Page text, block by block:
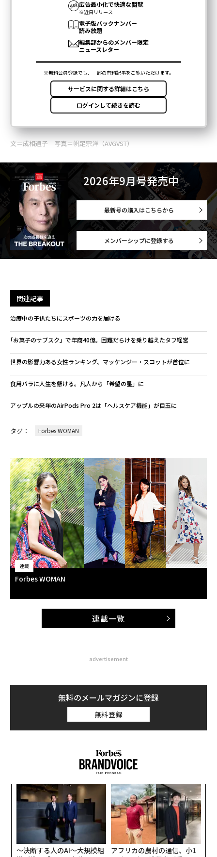
文＝成相通子 写真＝帆足宗洋（AVGVST）
2026年9月号発売中
最新号の購入はこちらから
メンバーシップに登録する
関連記事
治療中の子供たちにスポーツの力を届ける
｢お菓子のサブスク」で年商40億。困難だらけを乗り越えたタフ経営
世界の影響力ある女性ランキング、マッケンジー・スコットが首位に
食用バラに人生を懸ける。凡人から「希望の星」に
アップルの来年のAirPods Pro 2は「ヘルスケア機能」が目玉に
タグ： Forbes WOMAN
連載
Forbes WOMAN
連載一覧
advertisement
無料のメールマガジンに登録
無料登録
〜決断する人のAI〜大規模組
アフリカの農村の通信、小1